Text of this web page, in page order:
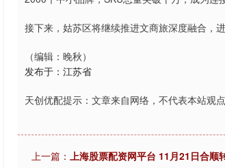
接下来，姑苏区将继续推进文商旅深度融合，
（编辑：晚秋）
发布于：江苏省
天创优配提示：文章来自网络，不代表本站观点
上一篇： 上海股票配资网平台 11月21日合顺